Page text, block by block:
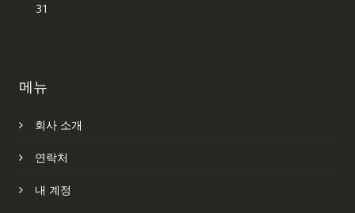
31
메뉴
회사 소개
연락처
내 계정